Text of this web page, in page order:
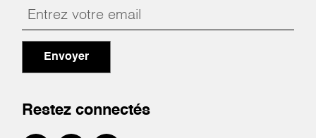
Envoyer
Restez connectés